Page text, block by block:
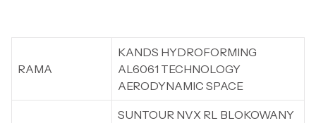
RAMA
KANDS HYDROFORMING
AL6061 TECHNOLOGY
AERODYNAMIC SPACE
SUNTOUR NVX RL BLOKOWANY